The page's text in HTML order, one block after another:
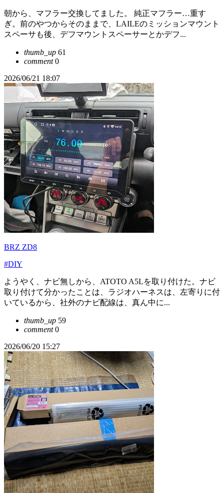
朝から、マフラー交換してました。 純正マフラー…重す
ぎ。前のやつからそのままで、LAILEのミッションマウント
スペーサも後、デフマウントスペーサーとかデフ...
thumb_up 61
comment0
2026/06/21 18:07
BRZ ZD8
#DIY
ようやく、ナビ無しから、ATOTO A5Lを取り付けた。ナビ
取り付けて分かったことは、ラジオハーネスは、左寄りに付
いているから、社外のナビ配線は、真ん中に...
thumb_up 59
comment0
2026/06/20 15:27